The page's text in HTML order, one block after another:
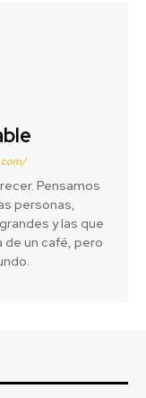
Pensamos
personas,
y las que
de un café, pero